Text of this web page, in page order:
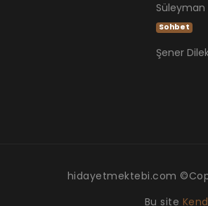
Süleyman
Sohbet
Şener
hidayetmektebi.com
Bu site